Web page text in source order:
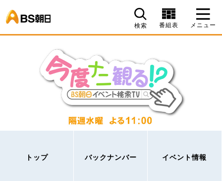
検索 番組表 メニュー
トップ バックナンバー イベント情報